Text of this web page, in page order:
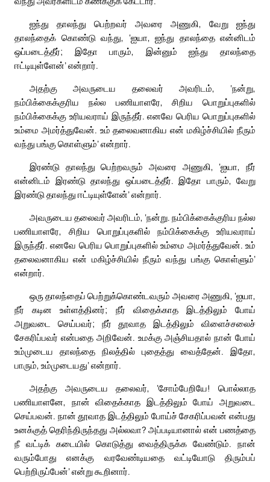
ஐந்து தாலந்து பெற்றவர் அவரை அணுகி, வேறு ஐந்து
தாலந்தைக் கொண்டு வந்து, ‘ஐயா, ஐந்து தாலந்தை என்னிடம்
ஒப்படைத்தீர்; இதோ பாரும், இன்னும் ஐந்து தாலந்தை
ஈட்டியுள்ளேன்’ என்றார்.
அதற்கு அவருடைய தலைவர் அவரிடம், ‘நன்று,
நம்பிக்கைக்குரிய நல்ல பணியாளரே, சிறிய பொறுப்புகளில்
நம்பிக்கைக்கு உரியவராய் இருந்தீர். எனவே பெரிய பொறுப்புகளில்
உம்மை அமர்த்துவேன். உம் தலைவனாகிய என் மகிழ்ச்சியில் நீரும்
வந்து பங்கு கொள்ளும்’ என்றார்.
இரண்டு தாலந்து பெற்றவரும் அவரை அணுகி, ‘ஐயா, நீர்
என்னிடம் இரண்டு தாலந்து ஒப்படைத்தீர். இதோ பாரும், வேறு
இரண்டு தாலந்து ஈட்டியுள்ளேன்’ என்றார்.
அவருடைய தலைவர் அவரிடம், ‘நன்று. நம்பிக்கைக்குரிய நல்ல
பணியாளரே, சிறிய பொறுப்புகளில் நம்பிக்கைக்கு உரியவராய்
இருந்தீர். எனவே பெரிய பொறுப்புகளில் உம்மை அமர்த்துவேன். உம்
தலைவனாகிய என் மகிழ்ச்சியில் நீரும் வந்து பங்கு கொள்ளும்’
என்றார்.
ஒரு தாலந்தைப் பெற்றுக்கொண்டவரும் அவரை அணுகி, ‘ஐயா,
நீர் கடின உள்ளத்தினர்; நீர் விதைக்காத இடத்திலும் போய்
அறுவடை செய்பவர்; நீர் தூவாத இடத்திலும் விளைச்சலைச்
சேகரிப்பவர் என்பதை அறிவேன். உமக்கு அஞ்சியதால் நான் போய்
உம்முடைய தாலந்தை நிலத்தில் புதைத்து வைத்தேன். இதோ,
பாரும், உம்முடையது’ என்றார்.
அதற்கு அவருடைய தலைவர், ‘சோம்பேறியே! பொல்லாத
பணியாளனே, நான் விதைக்காத இடத்திலும் போய் அறுவடை
செய்பவன். நான் தூவாத இடத்திலும் போய்ச் சேகரிப்பவன் என்பது
உனக்குத் தெரிந்திருந்தது அல்லவா? அப்படியானால் என் பணத்தை
நீ வட்டிக் கடையில் கொடுத்து வைத்திருக்க வேண்டும். நான்
வரும்போது எனக்கு வரவேண்டியதை வட்டியோடு திரும்பப்
பெற்றிருப்பேன்’ என்று கூறினார்.